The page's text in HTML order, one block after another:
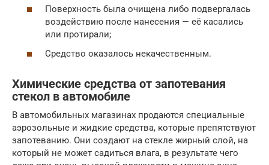
Поверхность была очищена либо подвергалась
воздействию после нанесения — её касались
или протирали;
Средство оказалось некачественным.
Химические средства от запотевания
стекол в автомобиле
В автомобильных магазинах продаются специальные
аэрозольные и жидкие средства, которые препятствуют
запотеванию. Они создают на стекле жирный слой, на
который не может садиться влага, в результате чего